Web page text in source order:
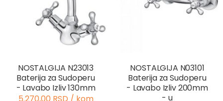
NOSTALGIJA N23013
Baterija za Sudoperu
- Lavabo Izliv 130mm
5.270,00 RSD / kom
NOSTALGIJA N03101
Baterija za Sudoperu
- Lavabo Izliv 200mm
- u